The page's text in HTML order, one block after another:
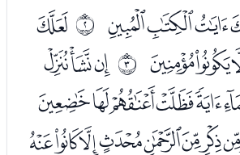
ﰁﭘ
ﰂﭟﭠﭡ